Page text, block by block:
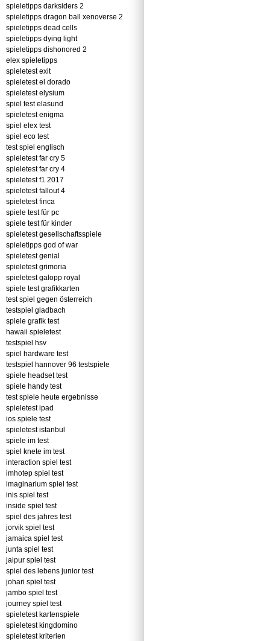
spieletipps darksiders 2
spieletipps dragon ball xenoverse 2
spieletipps dead cells
spieletipps dying light
spieletipps dishonored 2
elex spieletipps
spieletest exit
spieletest el dorado
spieletest elysium
spiel test elasund
spieletest enigma
spiel elex test
spiel eco test
test spiel englisch
spieletest far cry 5
spieletest far cry 4
spieletest f1 2017
spieletest fallout 4
spieletest finca
spiele test für pc
spiele test für kinder
spieletest gesellschaftsspiele
spieletipps god of war
spieletest genial
spieletest grimoria
spieletest galopp royal
spiele test grafikkarten
test spiel gegen österreich
testspiel gladbach
spiele grafik test
hawaii spieletest
testspiel hsv
spiel hardware test
testspiel hannover 96 testspiele
spiele headset test
spiele handy test
test spiele heute ergebnisse
spieletest ipad
ios spiele test
spieletest istanbul
spiele im test
spiel knete im test
interaction spiel test
imhotep spiel test
imaginarium spiel test
inis spiel test
inside spiel test
spiel des jahres test
jorvik spiel test
jamaica spiel test
junta spiel test
jaipur spiel test
spiel des lebens junior test
johari spiel test
jambo spiel test
journey spiel test
spieletest kartenspiele
spieletest kingdomino
spieletest kriterien